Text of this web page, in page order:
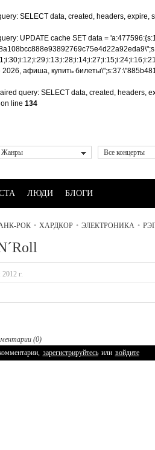
SELECT data, created, headers, expire,
UPDATE cache SET data =
афиша, купить
query: SELECT data, created,
on line 134
Жанры
Все концерты
ЛЮДИ БЛОГИ
РОК • ХАРДКОР • ЭЛЕКТРОНИКА •
2012 г.
(0)
зарегистрируйтесь или войдите